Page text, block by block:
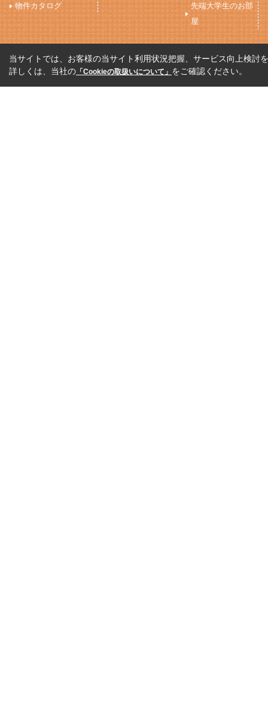
物件カタログ
先端大学生のお部
屋
当サイトでは、お客様の当サイト利用状況把握、サービス向上検討
詳しくは、当社の 「Cookieの取扱いについて」 をご確認ください。